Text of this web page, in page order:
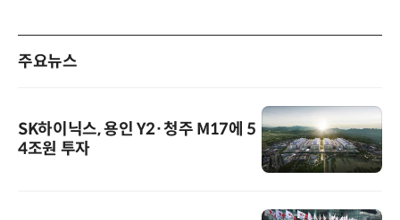
주요뉴스
SK하이닉스, 용인 Y2·청주 M17에 5
4조원 투자